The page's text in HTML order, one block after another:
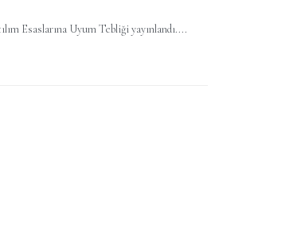
Esaslarına Uyum Tebliği yayınlandı....